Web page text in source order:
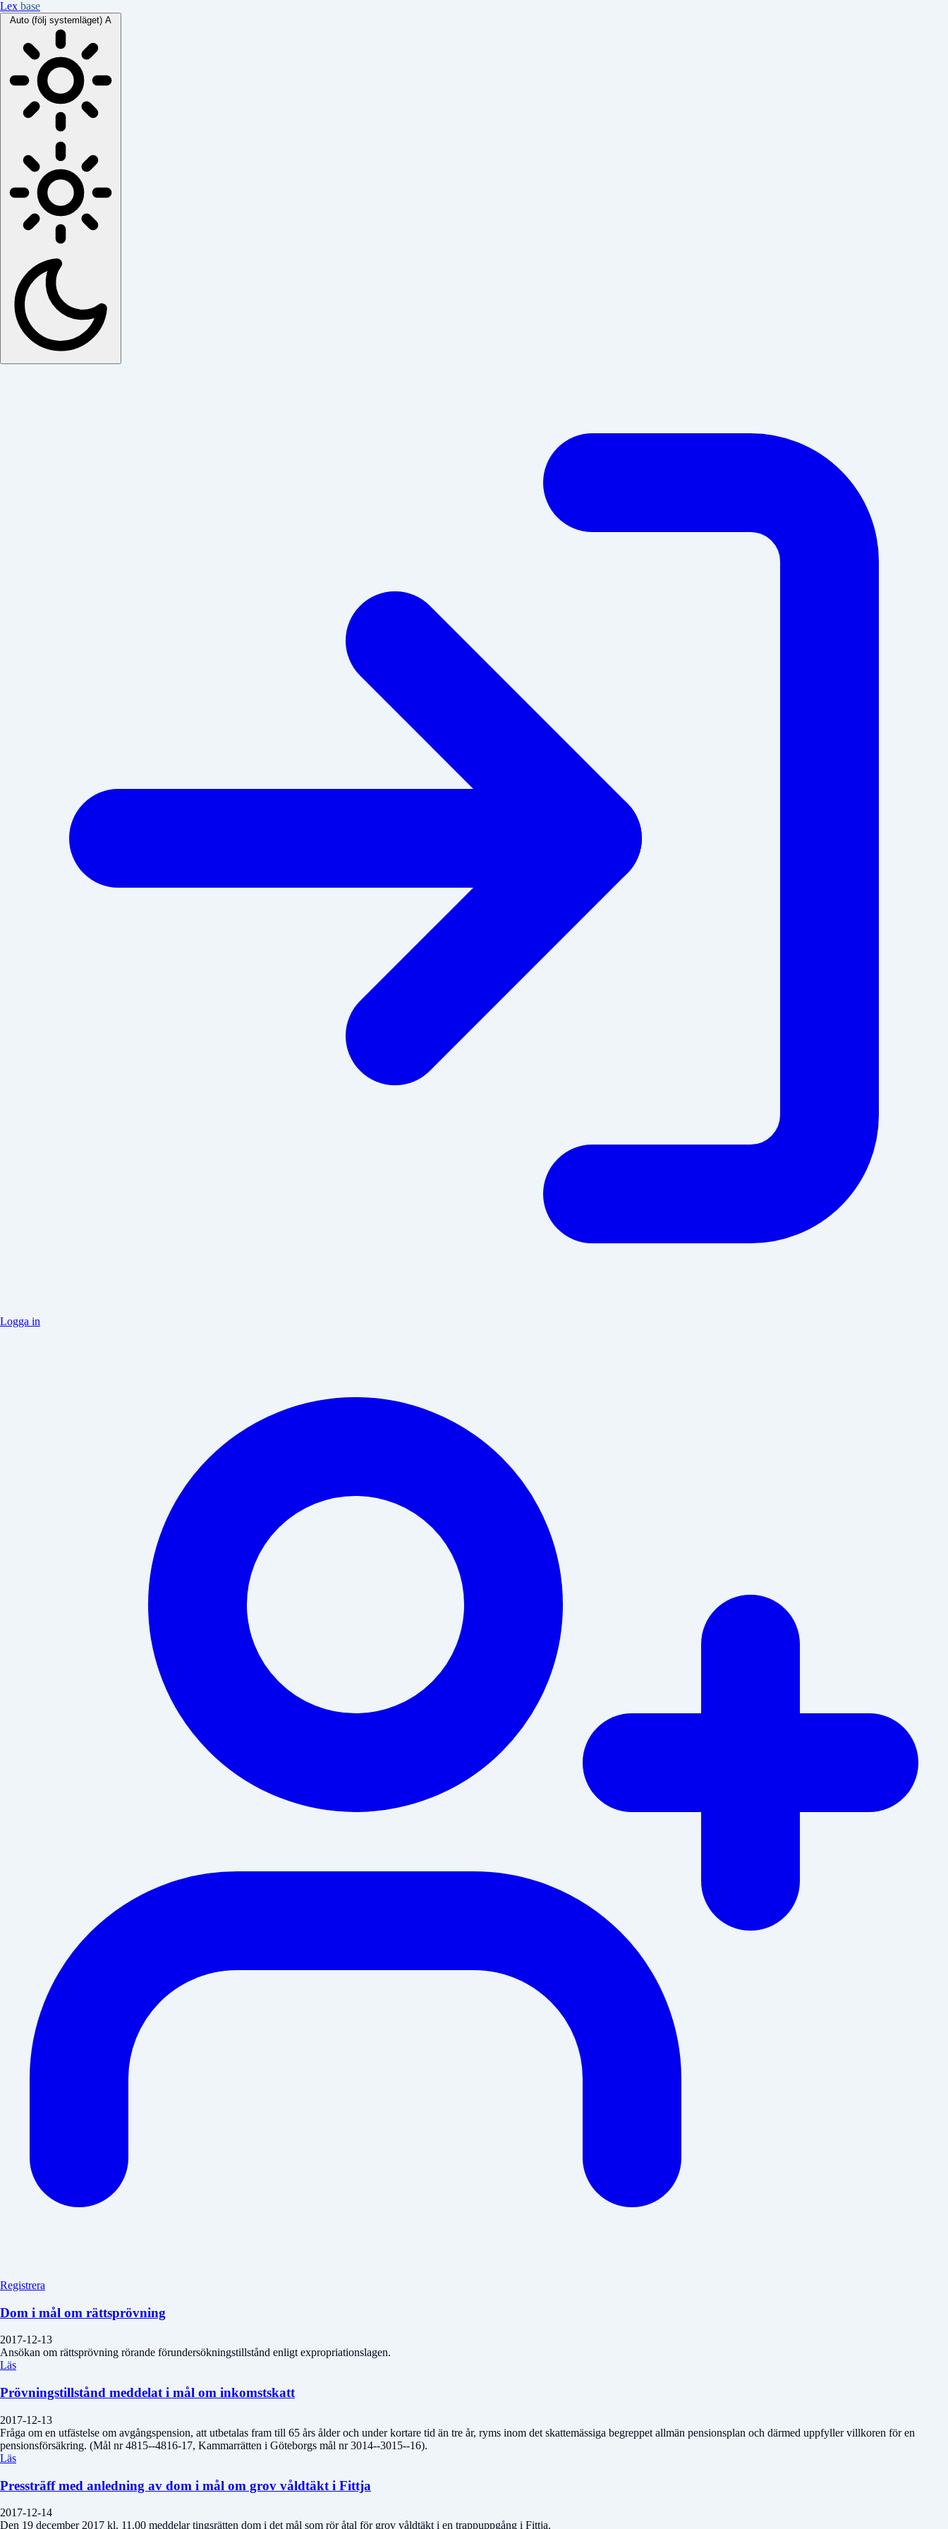
Lex base
Auto (följ systemläget) A
Logga in
Registrera
Dom i mål om rättsprövning
2017-12-13
Ansökan om rättsprövning rörande förundersökningstillstånd enligt expropriationslagen.
Läs
Prövningstillstånd meddelat i mål om inkomstskatt
2017-12-13
Fråga om en utfästelse om avgångspension, att utbetalas fram till 65 års ålder och under kortare tid än tre år, ryms inom det skattemässiga begreppet allmän pensionsplan och därmed uppfyller villkoren för en
pensionsförsäkring. (Mål nr 4815--4816-17, Kammarrätten i Göteborgs mål nr 3014--3015--16).
Läs
Pressträff med anledning av dom i mål om grov våldtäkt i Fittja
2017-12-14
Den 19 december 2017 kl. 11.00 meddelar tingsrätten dom i det mål som rör åtal för grov våldtäkt i en trappuppgång i Fittja.